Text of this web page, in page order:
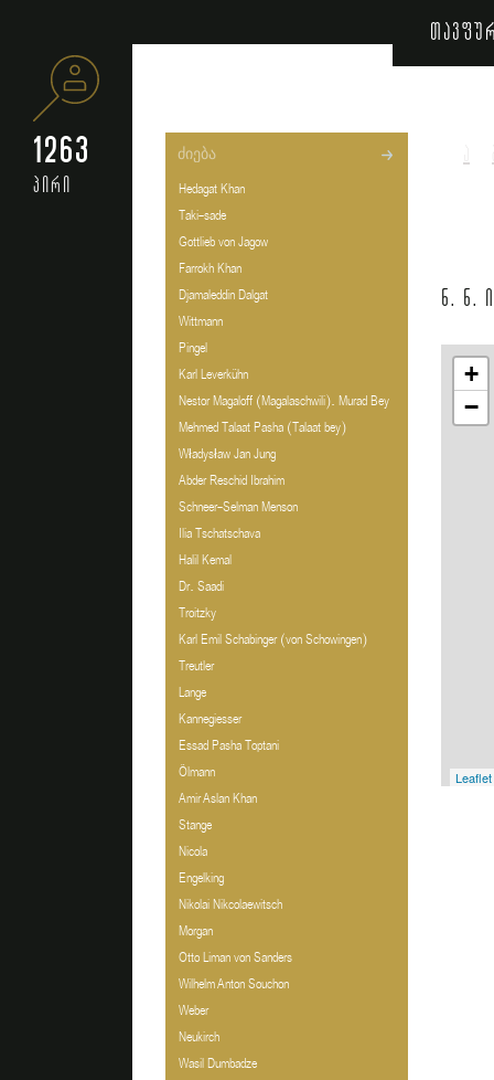
1263
პირი
Hedagat Khan
Taki-sade
Gottlieb von Jagow
Farrokh Khan
Djamaleddin Dalgat
Wittmann
Pingel
Karl Leverkühn
Nestor Magaloff (Magalaschwili). Murad Bey
Mehmed Talaat Pasha (Talaat bey)
Władysław Jan Jung
Abder Reschid Ibrahim
Schneer-Selman Menson
Ilia Tschatschava
Halil Kemal
Dr. Saadi
Troitzky
Karl Emil Schabinger (von Schowingen)
Treutler
Lange
Kannegiesser
Essad Pasha Toptani
Ölmann
Amir Aslan Khan
Stange
Nicola
Engelking
Nikolai Nikcolaewitsch
Morgan
Otto Liman von Sanders
Wilhelm Anton Souchon
Weber
Neukirch
Wasil Dumbadze
ნ. ნ.
+
−
Leaflet